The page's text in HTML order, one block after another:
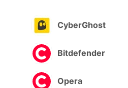
CyberGhost
Bitdefender
Opera